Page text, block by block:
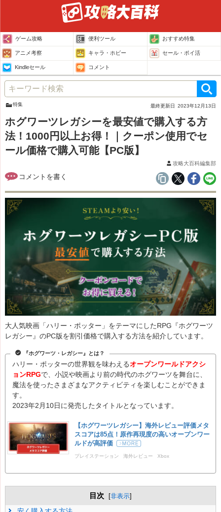
ゲーム攻略 便利ツール おすすめ特集
アニメ考察 キャラ・ホビー セール・ポイ活
Kindleセール コメント
特集 最終更新日 2023年12月13日
ホグワーツレガシーを最安値で購入する方
法！1000円以上お得！｜クーポン使用でセ
ール価格で購入可能【PC版】
攻略大百科編集部
大人気映画「ハリー・ポッター」をテーマにしたRPG『ホグワーツ
レガシー』のPC版を割引価格で購入する方法を紹介しています。
『ホグワーツ・レガシー』とは？
ハリー・ポッターの世界観を味わえるオープンワールドアクシ
ョンRPGで、小説や映画より前の時代のホグワーツを舞台に、
魔法を使ったさまざまなアクティビティを楽しむことができま
す。
2023年2月10日に発売したタイトルとなっています。
【ホグワーツレガシー】海外レビュー評価メタ
スコアは85点！原作再現度の高いオープンワー
ルドが高評価
プレイステーション 海外レビュー Xbox
目次 [非表示]